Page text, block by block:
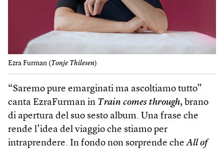
Ezra Furman (Tonje Thilesen)
“Saremo pure emarginati ma ascoltiamo tutto”
canta EzraFurman in Train comes through, brano
di apertura del suo sesto album. Una frase che
rende l’idea del viaggio che stiamo per
intraprendere. In fondo non sorprende cheAll of